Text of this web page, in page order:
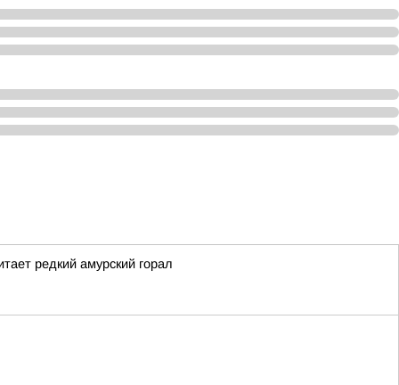
редкий амурский горал